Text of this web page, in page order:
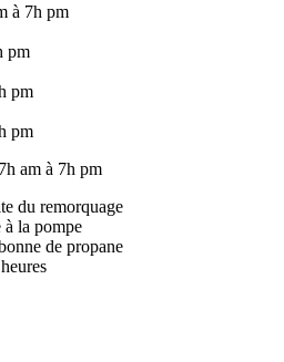
à 7h pm
pm
pm
pm
am à 7h pm
du remorquage
à la pompe
de propane